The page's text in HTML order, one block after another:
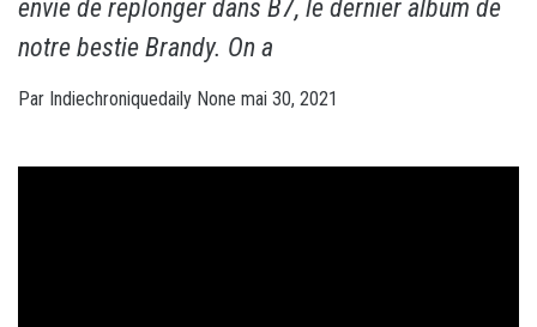
envie de replonger dans B7, le dernier album de
notre bestie Brandy. On a
Par Indiechroniquedaily None mai 30, 2021